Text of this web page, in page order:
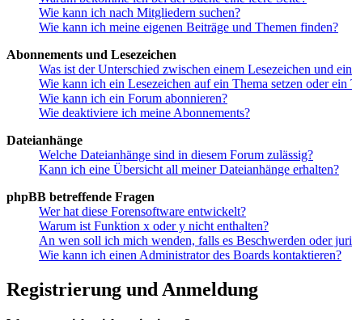
Wie kann ich nach Mitgliedern suchen?
Wie kann ich meine eigenen Beiträge und Themen finden?
Abonnements und Lesezeichen
Was ist der Unterschied zwischen einem Lesezeichen und
Wie kann ich ein Lesezeichen auf ein Thema setzen oder ein
Wie kann ich ein Forum abonnieren?
Wie deaktiviere ich meine Abonnements?
Dateianhänge
Welche Dateianhänge sind in diesem Forum zulässig?
Kann ich eine Übersicht all meiner Dateianhänge erhalten?
phpBB betreffende Fragen
Wer hat diese Forensoftware entwickelt?
Warum ist Funktion x oder y nicht enthalten?
An wen soll ich mich wenden, falls es Beschwerden oder
Wie kann ich einen Administrator des Boards kontaktieren?
Registrierung und Anmeldung